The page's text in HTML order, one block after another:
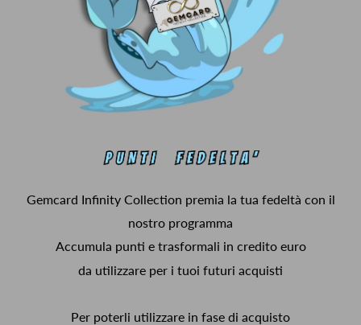
Gemcard Infinity Collection premia la tua fedeltà con il
nostro programma
Accumula punti e trasformali in credito euro
da utilizzare per i tuoi futuri acquisti
Per poterli utilizzare in fase di acquisto